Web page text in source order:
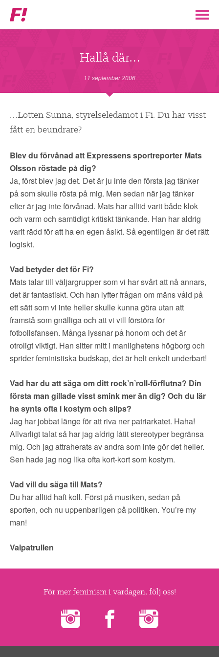
Feministiskt
initiativ
ENGAGERA DIG I F!
ENAD RÖST
PARTILEDARE
OM FI ▼
FÖR MEDLEMMAR
NYHETER
SÖK
Hallå där…
11 september 2006
…Lotten Sunna, styrelseledamot i Fi. Du har visst
fått en beundrare?
Blev du förvånad att Expressens sportreporter Mats
Olsson röstade på dig?
Ja, först blev jag det. Det är ju inte den första jag tänker
på som skulle rösta på mig. Men sedan när jag tänker
efter är jag inte förvånad. Mats har alltid varit både klok
och varm och samtidigt kritiskt tänkande. Han har aldrig
varit rädd för att ha en egen åsikt. Så egentligen är det rätt
logiskt.
Vad betyder det för Fi?
Mats talar till väljargrupper som vi har svårt att nå annars,
det är fantastiskt. Och han lyfter frågan om mäns våld på
ett sätt som vi inte heller skulle kunna göra utan att
framstå som gnälliga och att vi vill förstöra för
fotbollsfansen. Många lyssnar på honom och det är
otroligt viktigt. Han sitter mitt i manlighetens högborg och
sprider feministiska budskap, det är helt enkelt underbart!
Vad har du att säga om ditt rock’n’roll-förflutna? Din
första man gillade visst smink mer än dig? Och du lär
ha synts ofta i kostym och slips?
Jag har jobbat länge för att riva ner patriarkatet. Haha!
Allvarligt talat så har jag aldrig låtit stereotyper begränsa
mig. Och jag attraherats av andra som inte gör det heller.
Sen hade jag nog lika ofta kort-kort som kostym.
Vad vill du säga till Mats?
Du har alltid haft koll. Först på musiken, sedan på
sporten, och nu uppenbarligen på politiken. You’re my
man!
Valpatrullen
För mer feminism i vardagen, följ oss!